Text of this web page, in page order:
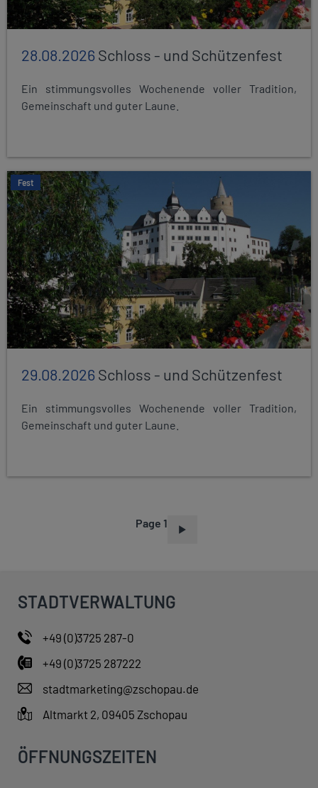
28.08.2026Schloss - und Schützenfest
Ein stimmungsvolles Wochenende voller Tradition,
Gemeinschaft und guter Laune.
Fest
29.08.2026Schloss - und Schützenfest
Ein stimmungsvolles Wochenende voller Tradition,
Gemeinschaft und guter Laune.
Page 1
STADTVERWALTUNG
+49 (0)3725 287-0
+49 (0)3725 287222
stadtmarketing@zschopau.de
Altmarkt 2, 09405 Zschopau
ÖFFNUNGSZEITEN